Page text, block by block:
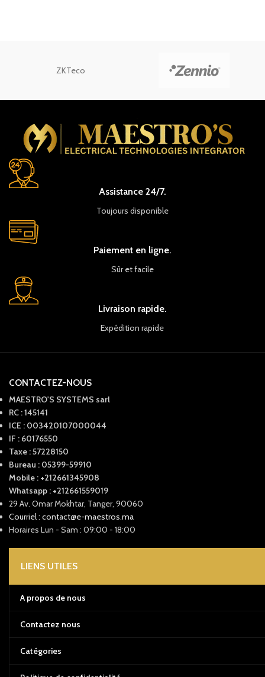
ZKTeco
Assistance 24/7.
Toujours disponible
Paiement en ligne.
Sûr et facile
Livraison rapide.
Expédition rapide
CONTACTEZ-NOUS
MAESTRO'S SYSTEMS sarl
RC : 145141
ICE : 003420107000044
IF : 60176550
Taxe : 57228150
Bureau : 05399-59910
Mobile : +212661345908
Whatsapp : +212661559019
29 Av. Omar Mokhtar, Tanger, 90060
Courriel : contact@e-maestros.ma
Horaires Lun - Sam : 09:00 - 18:00
LIENS UTILES
A propos de nous
Contactez nous
Catégories